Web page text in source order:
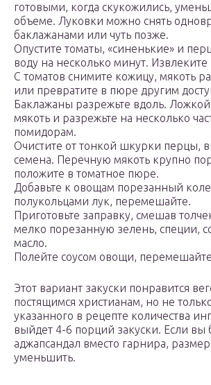
готовыми, когда скукожились,
объеме. Луковки можно снять
баклажанами или чуть позже.
Опустите томаты, «синенькие» и
воду на несколько минут.
С томатов снимите кожицу, мякоть
или превратите в пюре другим
Баклажаны разрежьте вдоль.
мякоть и разрежьте на несколько
помидорам.
Очистите от тонкой шкурки перцы,
семена. Перечную мякоть крупно
положите в томатное пюре.
Добавьте к овощам порезанный
полукольцами лук, перемешайте.
Приготовьте заправку, смешав
мелко порезанную зелень, специи,
масло.
Полейте соусом овощи,
Этот вариант закуски понравится
постящимся христианам, но не
указанного в рецепте количества
выйдет 4-6 порций закуски. Если вы
аджапсандал вместо гарнира,
уменьшить.